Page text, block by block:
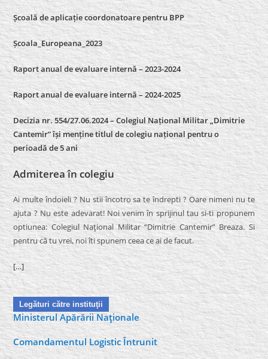
Școală de aplicație coordonatoare pentru BPP
Școala_Europeana_2023
Raport anual de evaluare internă – 2023-2024
Raport anual de evaluare internă –2024-2025
Decizia nr. 554/27.06.2024 – Colegiul Național Militar „Dimitrie
Cantemir” își menține titlul de colegiu național pentru o
perioadă de 5 ani
Admiterea în colegiu
Ai multe îndoieli ? Nu stii încotro sa te îndrepti ? Oare nimeni nu te
ajuta ? Nu este adevarat! Noi venim în sprijinul tau si-ti propunem
optiunea: Colegiul Naţional Militar “Dimitrie Cantemir” Breaza. Si
pentru că tu vrei, noi îti spunem ceea ce ai de facut.
[…]
Legături către instituţii
Ministerul Apărării Naţionale
Comandamentul Logistic Întrunit